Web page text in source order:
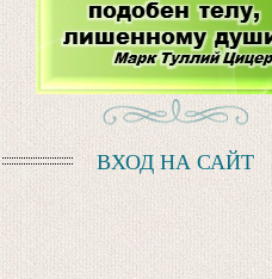
ВХОД НА САЙТ